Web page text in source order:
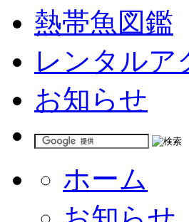
熱帯魚図鑑
レンタルア
お知らせ
ホーム